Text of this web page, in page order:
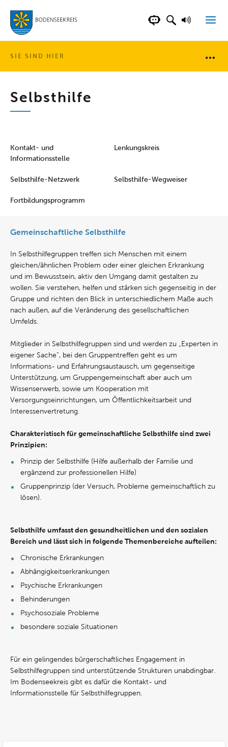
LANDKREISCHATBOT DER
SUCHFELD
SIE SIND HIER
Selbsthilfe
Kontakt- und
Informationsstelle
Lenkungskreis
Selbsthilfe-Netzwerk Selbsthilfe-Wegweiser
Fortbildungs­programm
Gemeinschaftliche Selbsthilfe
In Selbsthilfegruppen treffen sich Menschen mit einem
gleichen/ähnlichen Problem oder einer gleichen Erkrankung
und im Bewusstsein, aktiv den Umgang damit gestalten zu
wollen. Sie verstehen, helfen und stärken sich gegenseitig in der
Gruppe und richten den Blick in unterschiedlichem Maße auch
nach außen, auf die Veränderung des gesellschaftlichen
Umfelds.
Mitglieder in Selbsthilfegruppen sind und werden zu „Experten in
eigener Sache“, bei den Gruppentreffen geht es um
Informations- und Erfahrungsaustausch, um gegenseitige
Unterstützung, um Gruppengemeinschaft aber auch um
Wissenserwerb, sowie um Kooperation mit
Versorgungseinrichtungen, um Öffentlichkeitsarbeit und
Interessenvertretung.
Charakteristisch für gemeinschaftliche Selbsthilfe sind zwei
Prinzipien:
Prinzip der Selbsthilfe (Hilfe außerhalb der Familie und
ergänzend zur professionellen Hilfe)
Gruppenprinzip (der Versuch, Probleme gemeinschaftlich zu
lösen).
Selbsthilfe umfasst den gesundheitlichen und den sozialen
Bereich und lässt sich in folgende Themenbereiche aufteilen:
Chronische Erkrankungen
Abhängigkeitserkrankungen
Psychische Erkrankungen
Behinderungen
Psychosoziale Probleme
besondere soziale Situationen
Für ein gelingendes bürgerschaftliches Engagement in
Selbsthilfegruppen sind unterstützende Strukturen unabdingbar.
Im Bodenseekreis gibt es dafür die Kontakt- und
Informationsstelle für Selbsthilfegruppen.